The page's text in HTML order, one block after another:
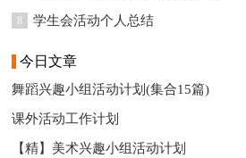
8 学生会活动个人总结
今日文章
舞蹈兴趣小组活动计划(集合15篇)
课外活动工作计划
【精】美术兴趣小组活动计划